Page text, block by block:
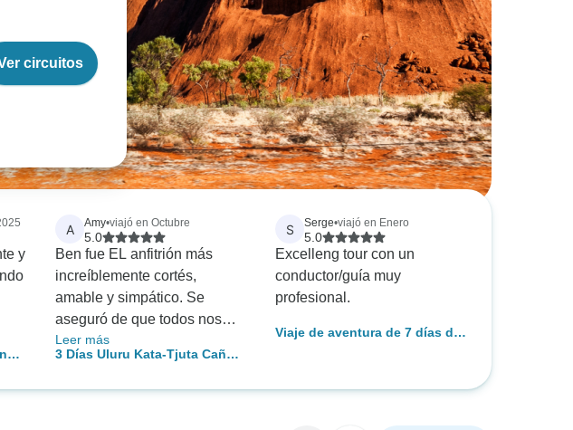
circuitos
y
A Amy•viajó en Octubre
5.0
Ben fue EL anfitrión más
increíblemente cortés,
amable y simpático. Se
aseguró de que todos nos
sintiéramos seguros y
realmente cultivó una
Leer más
3 Días Uluru Kata-Tjuta Cañón
Alice Springs
S Serge•viajó en Enero
5.0
Excelleng tour con un
conductor/guía muy
profesional.
Viaje de aventura de 7 días de